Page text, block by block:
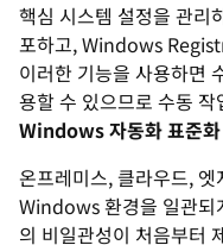
핵심 시스템 설정을 관리
포하고, Windows
이러한 기능을 사용하면
용할 수 있으므로 수동
Windows 자동화 표준화
온프레미스, 클라우드,
Windows 환경을 일관되
의 비일관성이 처음부터